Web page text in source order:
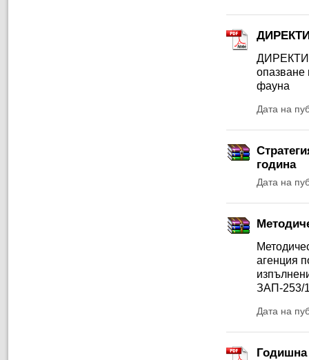
опазване
фауна
Дата на
година
Дата на
агенция
ЗАП-253/
Дата на
Годишна